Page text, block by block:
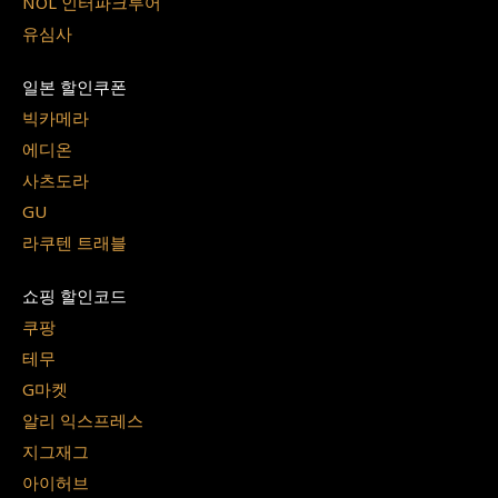
유심사
일본 할인쿠폰
빅카메라
에디온
사츠도라
GU
라쿠텐 트래블
쇼핑 할인코드
쿠팡
테무
G마켓
알리 익스프레스
지그재그
아이허브